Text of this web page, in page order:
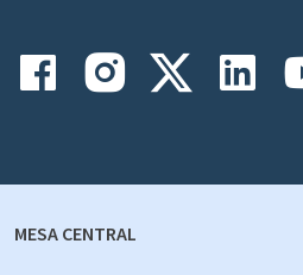
MESA CENTRAL